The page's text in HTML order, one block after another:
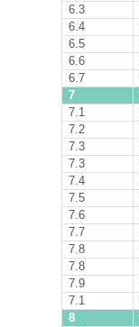
6.3
6.4
6.5
6.6
6.7
7
7.1
7.2
7.3
7.3
7.4
7.5
7.6
7.7
7.8
7.8
7.9
7.1
8